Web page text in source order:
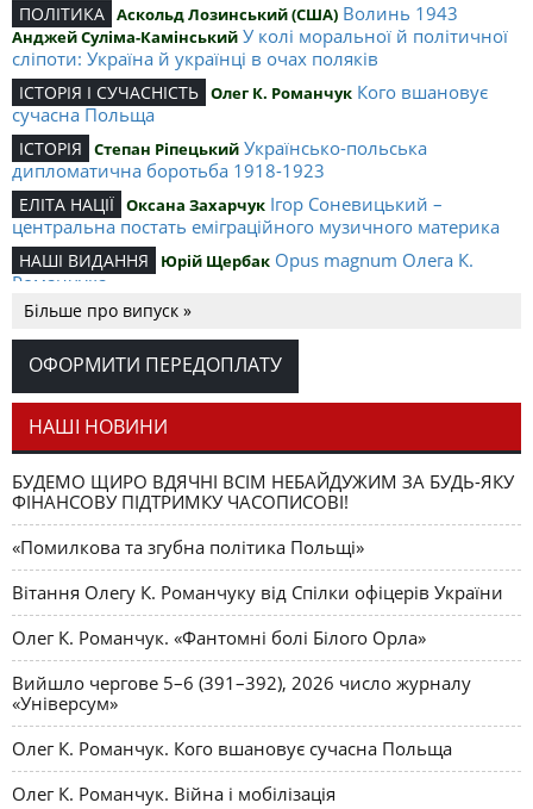
ПОЛІТИКА Аскольд Лозинський (США) Волинь 1943
Анджей Суліма-Камінський У колі моральної й політичної
сліпоти: Україна й українці в очах поляків
ІСТОРІЯ І СУЧАСНІСТЬ Олег К. Романчук Кого вшановує
сучасна Польща
ІСТОРІЯ Степан Ріпецький Українсько-польська
дипломатична боротьба 1918-1923
ЕЛІТА НАЦІЇ Оксана Захарчук Ігор Соневицький –
центральна постать еміграційного музичного материка
НАШІ ВИДАННЯ Юрій Щербак Opus magnum Олега К.
Романчука
РЕЦЕНЗІЇ Петро Іванишин
Романчука
СЛОВО РЕДАКЦІЙНЕ Олег К. Романчук
як уособлення української політстратегії й тактики
Більше про випуск »
ОФОРМИТИ ПЕРЕДОПЛАТУ
НАШІ НОВИНИ
БУДЕМО ЩИРО ВДЯЧНІ ВСІМ НЕБАЙДУЖИМ ЗА БУДЬ-ЯКУ
ФІНАНСОВУ ПІДТРИМКУ ЧАСОПИСОВІ!
«Помилкова та згубна політика Польщі»
Вітання Олегу К. Романчуку від Спілки офіцерів України
Олег К. Романчук. «Фантомні болі Білого Орла»
Вийшло чергове 5–6 (391–392), 2026 число журналу
«Універсум»
Олег К. Романчук. Кого вшановує сучасна Польща
Олег К. Романчук. Війна і мобілізація